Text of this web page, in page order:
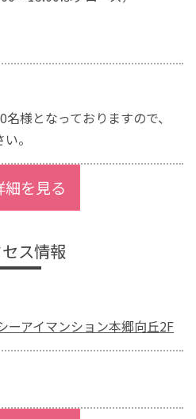
様となっておりますので、
。
細を見る
ス情報
ーアイマンション本郷向丘2F